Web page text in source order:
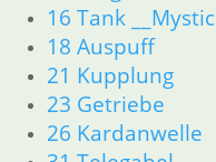
16 Tank __Mystic
18 Auspuff
21 Kupplung
23 Getriebe
26 Kardanwelle